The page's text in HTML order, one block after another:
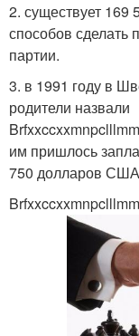
2. существует 169
способов
партии.
3. в 1991 году в
родители назвали
им пришлось
750 долларов